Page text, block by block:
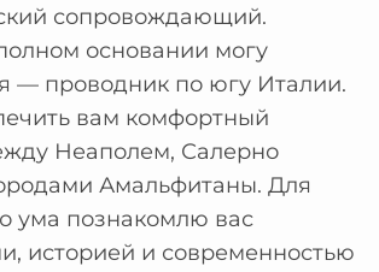
сопровождающий.
основании могу
я — проводник по югу Италии.
вам комфортный
Неаполем, Салерно
Амальфитаны. Для
ума познакомлю вас
историей и современностью